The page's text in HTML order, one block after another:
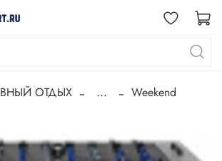
ОТДЫХ ... Weekend